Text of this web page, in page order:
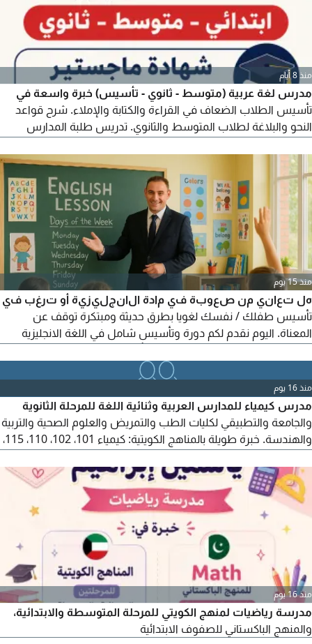
منذ 8 أيام
مدرس لغة عربية (متوسط - ثانوي - تأسيس) خبرة واسعة في
تأسيس الطلاب الضعاف في القراءة والكتابة والإملاء. شرح قواعد
النحو والبلاغة لطلاب المتوسط والثانوي. تدريس طلبة المدارس
الأجنبية وثنائية اللغة. التدريب على نماذج الامتحانات وطرق الحل
منذ 15 يوم
هل تعاني من صعوبة في مادة الانجليزية أو ترغب في
تأسيس طفلك / نفسك لغويا بطرق حديثة ومبتكرة توقف عن
المعناة. اليوم نقدم لكم دورة وتأسيس شامل في اللغة الانجليزية
فقط للطلاب والاطفال (كلغة ثانية) بأسلوب ممتع، سلس، ونتائج
مضمونة من الحصص الأولى ماذا نقدم في حصص التأسيس تأسيس
النطق الصحيح (Phonics) القراءة والكتابة بسلاسة وبدون تعقيد،
القواعد والجرامر (Grammar) شرح
منذ 16 يوم
مدرس كيمياء للمدارس العربية وثنائية اللغة للمرحلة الثانوية
والجامعة والتطبيقي لكليات الطب والتمريض والعلوم الصحية والتربية
والهندسة. خبرة طويلة بالمناهج الكويتية: كيمياء 101، 102، 110، 115،
أو أونلاين مع المساعدة في كتابة التقارير والأبحاث والعروض
التقديمية. اشترك معنا للتميز في الكيمياء.
منذ 16 يوم
مدرسة رياضيات لمنهج الكويتي للمرحلة المتوسطة والابتدائية،
والمنهج الباكستاني للصفوف الابتدائية